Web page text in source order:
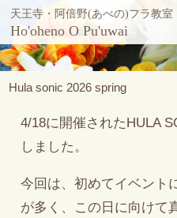
天王寺・阿倍野(あべの)フラ教室
Ho'oheno O Pu'uwai
Hula sonic 2026 spring
4/18に開催されたHULA
しました。
今回は、初めてイベント
が多く、この日に向けて